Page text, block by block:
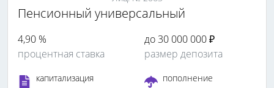
Пенсионный универсальный
4,90 %
процентная ставка
до 30 000 000 ₽
размер депозита
капитализация
пополнение